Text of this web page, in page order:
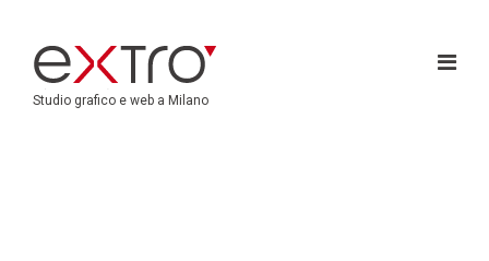
Studio grafico e web a Milano